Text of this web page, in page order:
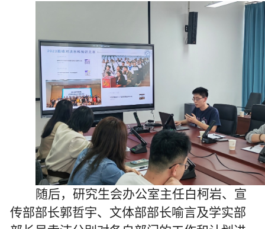
随后，研究生会办公室主任白柯岩、宣
传部部长郭哲宇、文体部部长喻言及学实部